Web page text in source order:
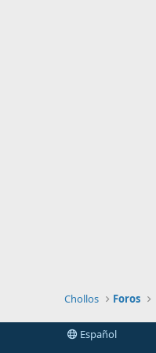
Chollos Foros
Español